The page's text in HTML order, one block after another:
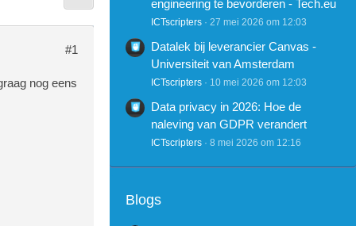
#1
nog eens
engineering te bevorderen - Tech.eu
ICTscripters 27 mei 2026 om 12:03
Datalek bij leverancier Canvas -
Universiteit van Amsterdam
ICTscripters 10 mei 2026 om 12:03
Data privacy in 2026: Hoe de
naleving van GDPR verandert
ICTscripters 8 mei 2026 om 12:16
Blogs